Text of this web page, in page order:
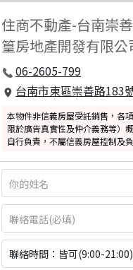
住商不動產-台南崇
篁房地產開發有限公
06-2605-799
台南市東區崇善路183
本物件非信義房屋受託銷售，各
限於廣告真實性及仲介義務等）
自行負責，不屬信義房屋控制及
聯絡時間：皆可(9:00-21:00)